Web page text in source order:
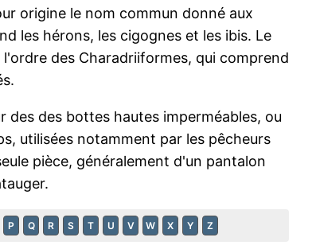
origine le nom commun donné aux
les hérons, les cigognes et les ibis. Le
des Charadriiformes, qui comprend
des des bottes hautes imperméables, ou
utilisées notamment par les pêcheurs
pièce, généralement d'un pantalon
P Q R S T U V W X Y Z